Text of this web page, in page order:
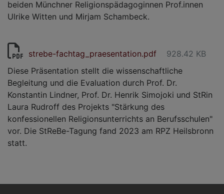
beiden Münchner Religionspädagoginnen Prof.innen
Ulrike Witten und Mirjam Schambeck.
strebe-fachtag_praesentation.pdf
928.42 KB
Diese Präsentation stellt die wissenschaftliche
Begleitung und die Evaluation durch Prof. Dr.
Konstantin Lindner, Prof. Dr. Henrik Simojoki und StRin
Laura Rudroff des Projekts "Stärkung des
konfessionellen Religionsunterrichts an Berufsschulen"
vor. Die StReBe-Tagung fand 2023 am RPZ Heilsbronn
statt.